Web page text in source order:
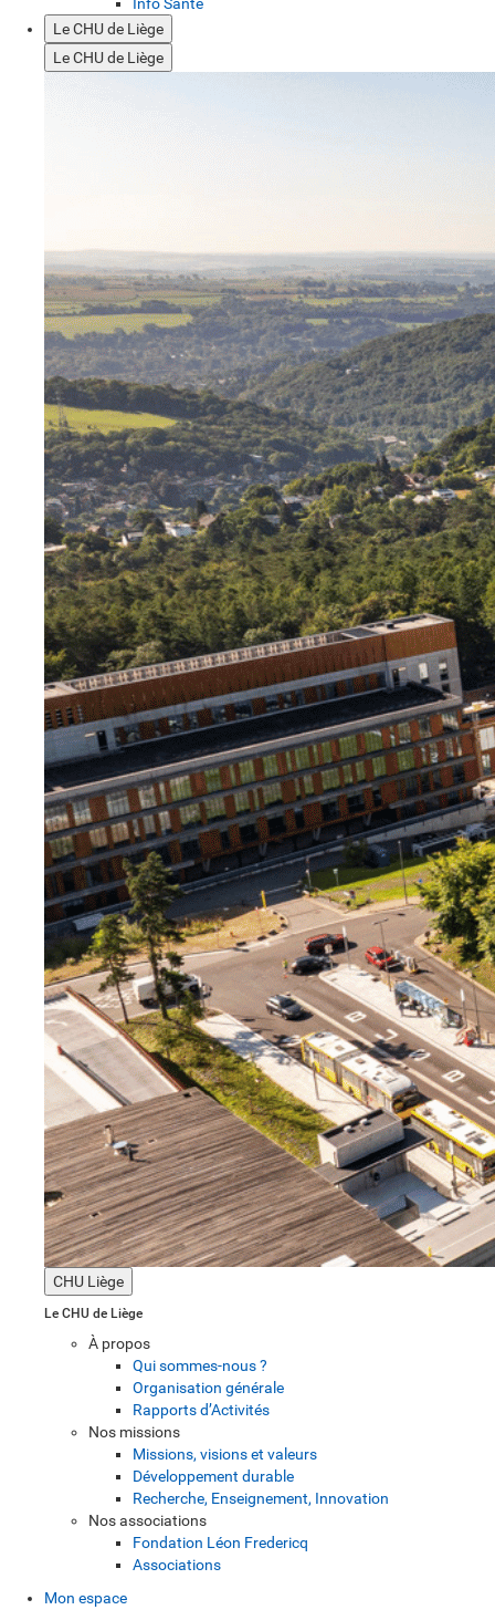
Le CHU de Liège
Le CHU de Liège
CHU Liège
Le CHU de Liège
À propos
Qui sommes-nous ?
Organisation générale
Rapports d’Activités
Nos missions
Missions, visions et valeurs
Développement durable
Recherche, Enseignement, Innovation
Nos associations
Fondation Léon Fredericq
Associations
Mon espace